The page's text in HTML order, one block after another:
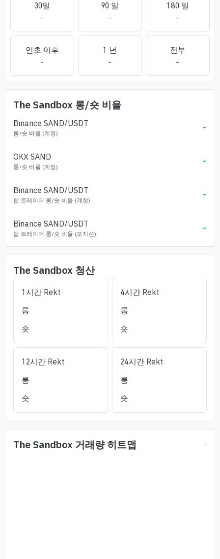
30일
-
90 일
-
180 일
-
연초 이후
-
1 년
-
전부
-
The Sandbox 롱/숏 비율
Binance SAND/USDT
롱/숏 비율 (계정) -
OKX SAND
롱/숏 비율 (계정) -
Binance SAND/USDT
탑 트레이더 롱/숏 비율 (계정) -
Binance SAND/USDT
탑 트레이더 롱/숏 비율 (포지션) -
The Sandbox 청산
1시간 Rekt
롱
숏
4시간 Rekt
롱
숏
12시간 Rekt
롱
숏
24시간 Rekt
롱
숏
The Sandbox 거래량 히트맵